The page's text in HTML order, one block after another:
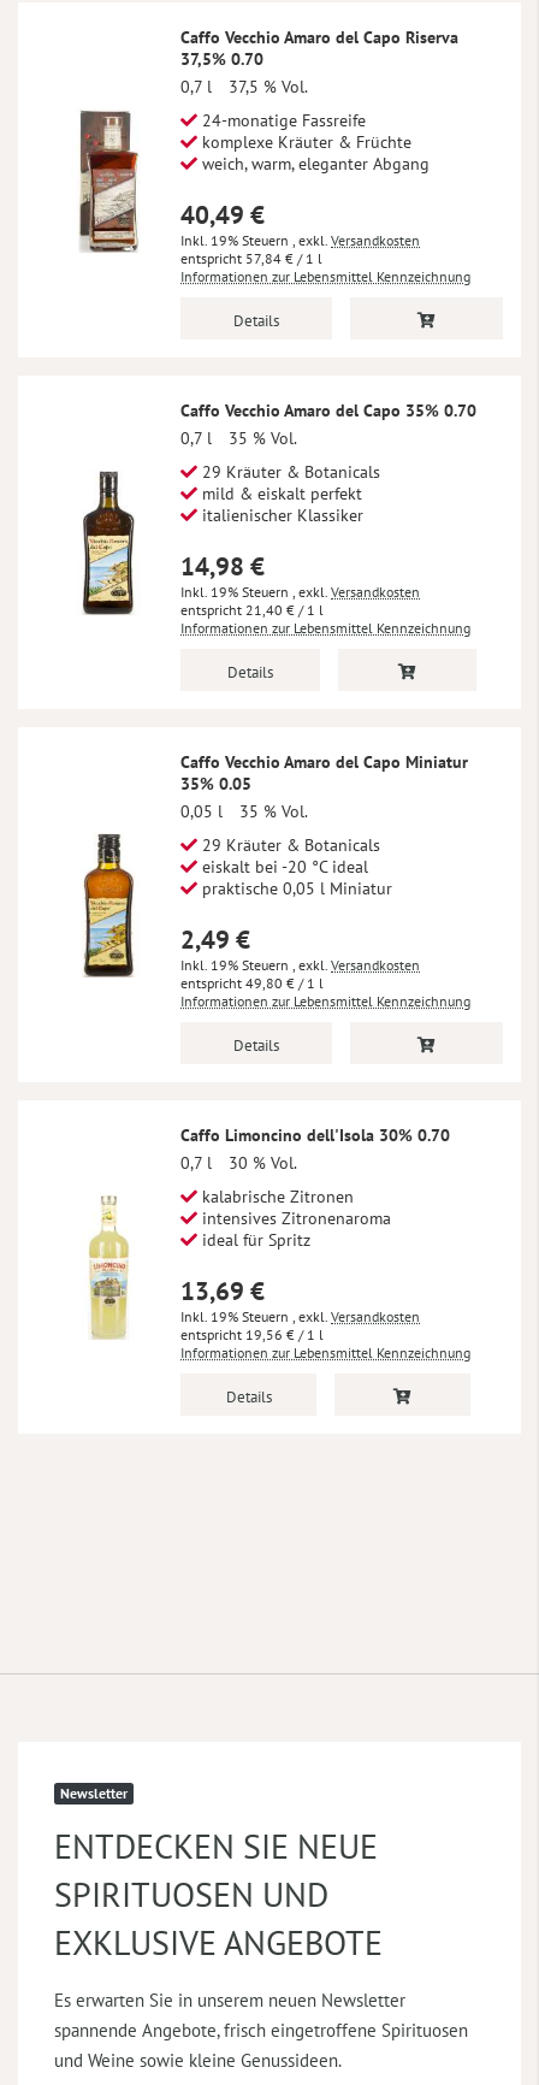
Caffo Vecchio Amaro del Capo Riserva
37,5% 0.70
0,7 l
37,5 % Vol.
24-monatige Fassreife
komplexe Kräuter & Früchte
weich, warm, eleganter Abgang
40,49 €
Inkl. 19% Steuern , exkl. Versandkosten
57,84 € / 1 l
Informationen zur Lebensmittel Kennzeichnung
Details
Caffo Vecchio Amaro del Capo 35% 0.70
0,7 l
35 % Vol.
29 Kräuter & Botanicals
mild & eiskalt perfekt
italienischer Klassiker
14,98 €
Inkl. 19% Steuern , exkl. Versandkosten
21,40 € / 1 l
Informationen zur Lebensmittel Kennzeichnung
Details
Caffo Vecchio Amaro del Capo Miniatur
35% 0.05
0,05 l
35 % Vol.
29 Kräuter & Botanicals
eiskalt bei -20 °C ideal
praktische 0,05 l Miniatur
2,49 €
Inkl. 19% Steuern , exkl. Versandkosten
49,80 € / 1 l
Informationen zur Lebensmittel Kennzeichnung
Details
Caffo Limoncino dell'Isola 30% 0.70
0,7 l
30 % Vol.
kalabrische Zitronen
intensives Zitronenaroma
ideal für Spritz
13,69 €
Inkl. 19% Steuern , exkl. Versandkosten
19,56 € / 1 l
Informationen zur Lebensmittel Kennzeichnung
Details
Newsletter
ENTDECKEN SIE NEUE
SPIRITUOSEN UND
EXKLUSIVE ANGEBOTE
Es erwarten Sie in unserem neuen Newsletter
spannende Angebote, frisch eingetroffene Spirituosen
und Weine sowie kleine Genussideen.